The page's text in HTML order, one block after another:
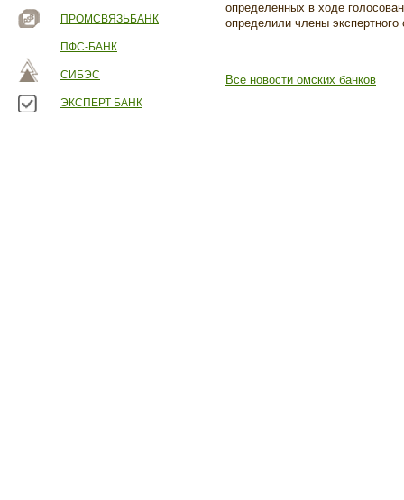
ПРОМСВЯЗЬБАНК
ПФС-БАНК
СИБЭС
ЭКСПЕРТ БАНК
определенных в ходе
определили члены экспертного
Все новости омских банков